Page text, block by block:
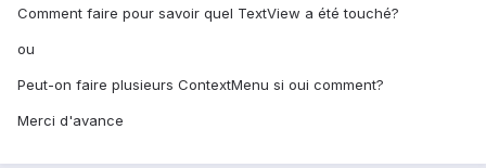
Comment faire pour savoir quel TextView a été touché?
ou
Peut-on faire plusieurs ContextMenu si oui comment?
Merci d'avance